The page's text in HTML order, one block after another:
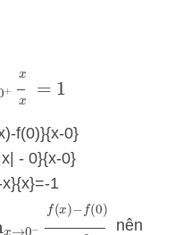
→ x
f(0)}{x-0}
- 0}{x-0}
1
→0−f(x) (0
nên